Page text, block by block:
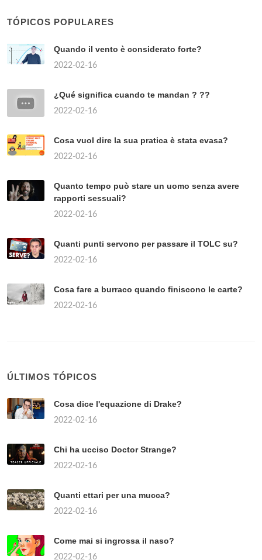
TÓPICOS POPULARES
Quando il vento è considerato forte?
2022-02-16
¿Qué significa cuando te mandan ? ??
2022-02-16
Cosa vuol dire la sua pratica è stata evasa?
2022-02-16
Quanto tempo può stare un uomo senza avere
rapporti sessuali?
2022-02-16
Quanti punti servono per passare il TOLC su?
2022-02-16
Cosa fare a burraco quando finiscono le carte?
2022-02-16
ÚLTIMOS TÓPICOS
Cosa dice l'equazione di Drake?
2022-02-16
Chi ha ucciso Doctor Strange?
2022-02-16
Quanti ettari per una mucca?
2022-02-16
Come mai si ingrossa il naso?
2022-02-16